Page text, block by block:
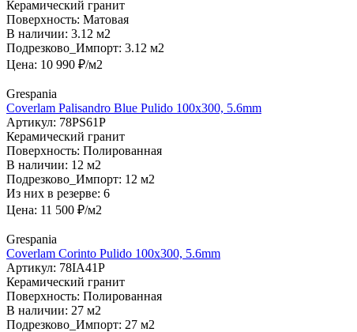
Керамический гранит
Поверхность: Матовая
В наличии: 3.12 м2
Подрезково_Импорт: 3.12 м2
Цена: 10 990 ₽/м2
Grespania
Coverlam Palisandro Blue Pulido 100х300, 5.6mm
Артикул: 78PS61P
Керамический гранит
Поверхность: Полированная
В наличии: 12 м2
Подрезково_Импорт: 12 м2
Из них в резерве: 6
Цена: 11 500 ₽/м2
Grespania
Coverlam Corinto Pulido 100х300, 5.6mm
Артикул: 78IA41P
Керамический гранит
Поверхность: Полированная
В наличии: 27 м2
Подрезково_Импорт: 27 м2